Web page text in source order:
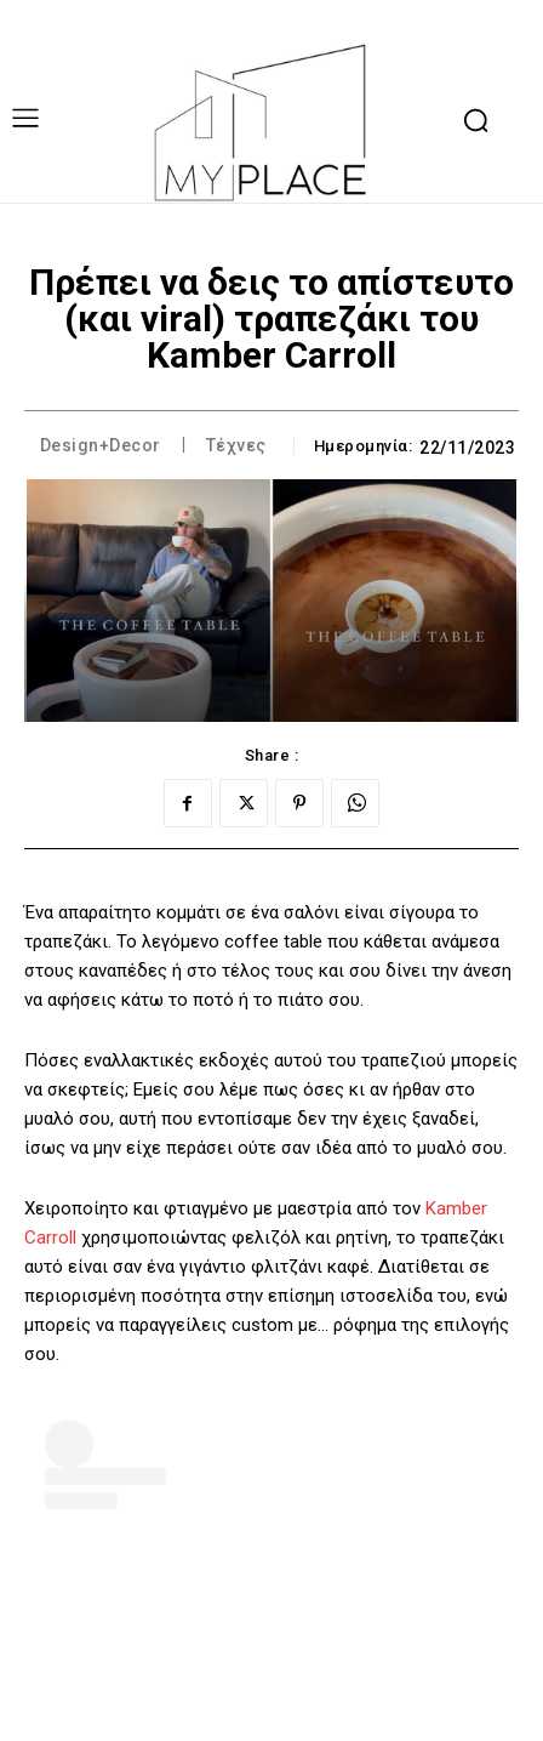
Πρέπει να δεις το απίστευτο
(και viral) τραπεζάκι του
Kamber Carroll
Design+Decor Τέχνες Ημερομηνία: 22/11/2023
Share :
Ένα απαραίτητο κομμάτι σε ένα σαλόνι είναι σίγουρα το
τραπεζάκι. Το λεγόμενο coffee table που κάθεται ανάμεσα
στους καναπέδες ή στο τέλος τους και σου δίνει την άνεση
να αφήσεις κάτω το ποτό ή το πιάτο σου.
Πόσες εναλλακτικές εκδοχές αυτού του τραπεζιού μπορείς
να σκεφτείς; Εμείς σου λέμε πως όσες κι αν ήρθαν στο
μυαλό σου, αυτή που εντοπίσαμε δεν την έχεις ξαναδεί,
ίσως να μην είχε περάσει ούτε σαν ιδέα από το μυαλό σου.
Χειροποίητο και φτιαγμένο με μαεστρία από τον Kamber
Carroll
χρησιμοποιώντας φελιζόλ και ρητίνη, το τραπεζάκι
αυτό είναι σαν ένα γιγάντιο φλιτζάνι καφέ. Διατίθεται σε
περιορισμένη ποσότητα στην επίσημη ιστοσελίδα του, ενώ
μπορείς να παραγγείλεις custom με… ρόφημα της επιλογής
σου.